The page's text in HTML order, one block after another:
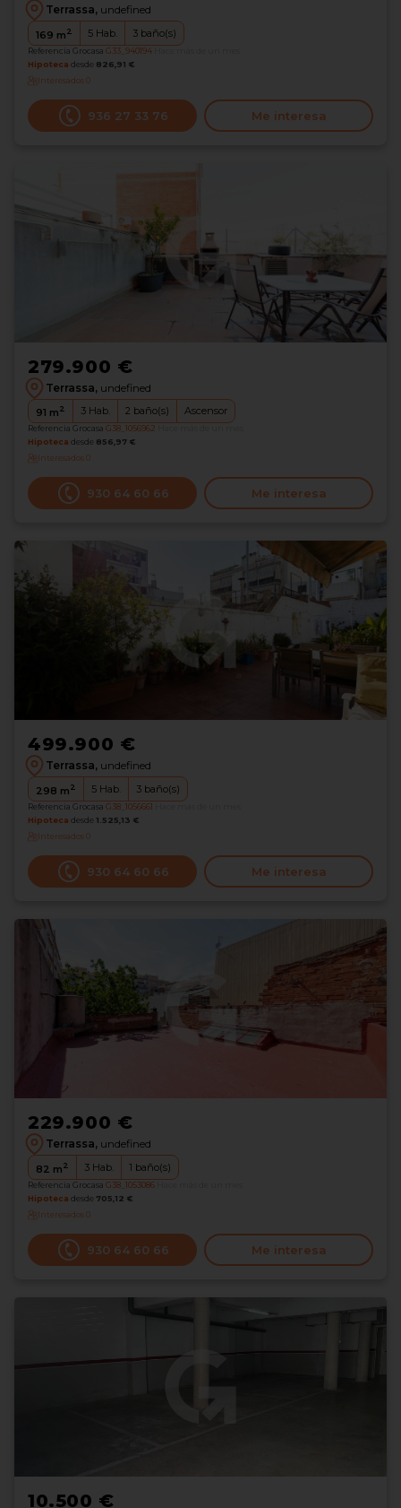
Terrassa, undefined
169 m2 5 Hab. 3 baño(s)
Referencia Grocasa G33_940194
Hipoteca desde 826,91 €
Interesados0
936 27 33 76 Me interesa
279.900 €
Terrassa, undefined
91 m2 3 Hab. 2 baño(s) Ascensor
Referencia Grocasa G38_1056962
Hipoteca desde 856,97 €
Interesados0
930 64 60 66 Me interesa
499.900 €
Terrassa, undefined
298 m2 5 Hab. 3 baño(s)
Referencia Grocasa G38_1056661
Hipoteca desde 1.525,13 €
Interesados0
930 64 60 66 Me interesa
229.900 €
Terrassa, undefined
82 m2 3 Hab. 1 baño(s)
Referencia Grocasa G38_1053086
Hipoteca desde 705,12 €
Interesados0
930 64 60 66 Me interesa
10.500 €